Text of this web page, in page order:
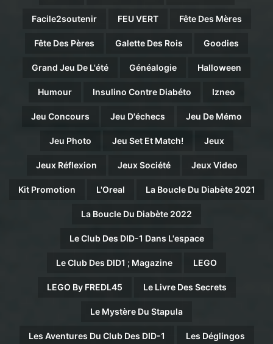
Facile2soutenir FEU VERT Fête Des Mères
Fête Des Pères Galette Des Rois Goodies
Grand Jeu De L'été Généalogie Halloween
Humour Insulino Contre Diabéto Izneo
Jeu Concours Jeu D'échecs Jeu De Mémo
Jeu Photo Jeu Set Et Match! Jeux
Jeux Réflexion Jeux Société Jeux Video
Kit Promotion L'Oreal La Boucle Du Diabète 2021
La Boucle Du Diabète 2022
Le Club Des DID-1 Dans L'espace
Le Club Des DID1 ; Magazine LEGO
LEGO By FREDL45 Le Livre Des Secrets
Le Mystère Du Stapula
Les Aventures Du Club Des DID-1 Les Déglingos